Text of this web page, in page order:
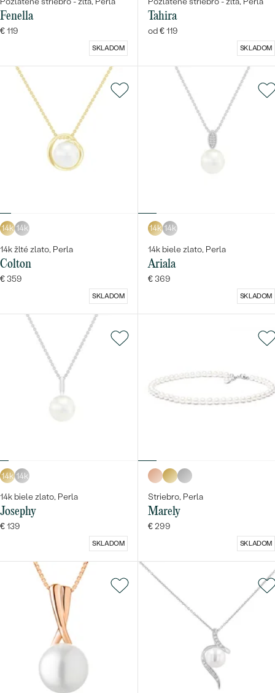
Fenella
€ 119
SKLADOM
Tahira
od € 119
SKLADOM
14k 14k
14k žlté zlato, Perla
Colton
€ 359
SKLADOM
14k 14k
14k biele zlato, Perla
Ariala
€ 369
SKLADOM
14k 14k
14k biele zlato, Perla
Josephy
€ 139
SKLADOM
Striebro, Perla
Marely
€ 299
SKLADOM